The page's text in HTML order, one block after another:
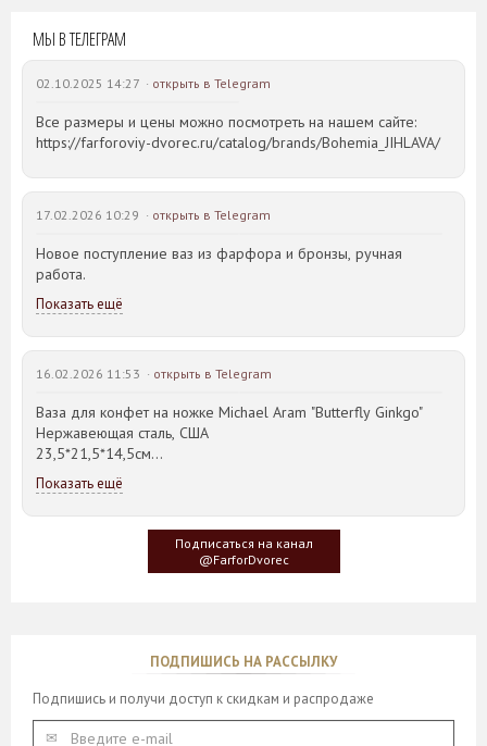
МЫ В ТЕЛЕГРАМ
02.10.2025 14:27 · открыть в Telegram
Все размеры и цены можно посмотреть на нашем сайте:
https://farforoviy-dvorec.ru/catalog/brands/Bohemia_JIHLAVA/
17.02.2026 10:29 · открыть в Telegram
Новое поступление ваз из фарфора и бронзы, ручная
работа.
Показать ещё
16.02.2026 11:53 · открыть в Telegram
Ваза для конфет на ножке Michael Aram "Butterfly Ginkgo"
Нержавеющая сталь, США
23,5*21,5*14,5см
Идея такого дизайна предметов сервировки стола пришла
создателю, когда он впервые увидел дерево Гинкго Билоба,
у которого растут двойные листья, напоминающие крылья
Показать ещё
Подписаться на канал
@FarforDvorec
ПОДПИШИСЬ НА РАССЫЛКУ
Подпишись и получи доступ к скидкам и распродаже